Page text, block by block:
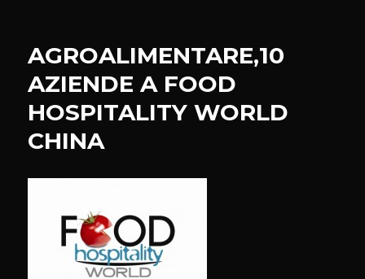
NOSTRA
VIA
DAL
AGROALIMENTARE,10
AZIENDE A FOOD
HOSPITALITY WORLD
CHINA